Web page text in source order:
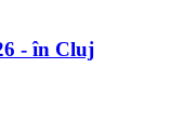
- în Cluj